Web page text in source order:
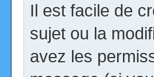
Il est facile de
sujet ou la
avez les